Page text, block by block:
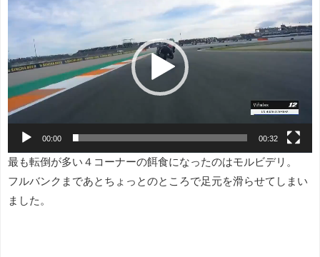
ー
ヤ
ー
00:00 00:32
最も転倒が多い４コーナーの餌食になったのはモルビデリ。
フルバンクまであとちょっとのところで足元を滑らせてしまい
ました。